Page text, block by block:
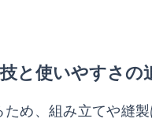
と使いやすさの
め、組み立てや縫